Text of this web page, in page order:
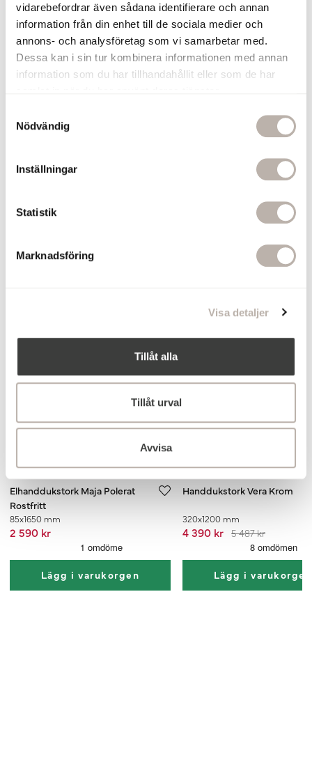
vidarebefordrar även sådana identifierare och annan
information från din enhet till de sociala medier och
annons- och analysföretag som vi samarbetar med.
Dessa kan i sin tur kombinera informationen med annan
information som du har tillhandahållit eller som de har
Nödvändig
Inställningar
Statistik
Marknadsföring
Visa detaljer
Tillåt alla
Tillåt urval
Avvisa
upphängning. Torkningen blir även
120 kr
upphängning. Torkningen blir även
snabbare om handduken får hänga fritt.
Toppsäljare
Köp 2, få 20%
Elhanddukstork Maja Polerat
Rostfritt
85x1650 mm
2 590 kr
Lägg i varukorgen
Toppsäljare
Handdukstork Vera Krom
320x1200 mm
4 390 kr 5 487 kr
Lägg i varukorgen